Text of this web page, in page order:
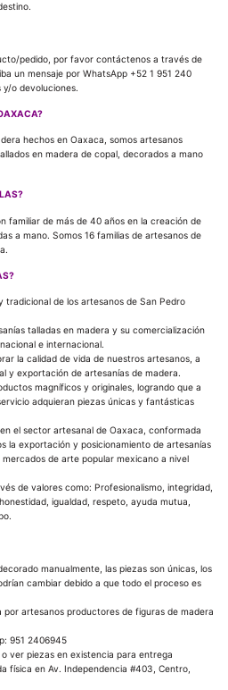
pedido, por favor contáctenos a través de
un mensaje por WhatsApp +52 1 951 240
o devoluciones.
hechos en Oaxaca, somos artesanos
en madera de copal, decorados a mano
familiar de más de 40 años en la creación de
a mano. Somos 16 familias de artesanos de
tradicional de los artesanos de San Pedro
talladas en madera y su comercialización
e internacional.
la calidad de vida de nuestros artesanos, a
y exportación de artesanías de madera.
magníficos y originales, logrando que a
adquieran piezas únicas y fantásticas
el sector artesanal de Oaxaca, conformada
la exportación y posicionamiento de artesanías
de arte popular mexicano a nivel
de valores como: Profesionalismo, integridad,
igualdad, respeto, ayuda mutua,
manualmente, las piezas son únicas, los
cambiar debido a que todo el proceso es
por artesanos productores de figuras de madera
951 2406945
ver piezas en existencia para entrega
física en Av. Independencia #403, Centro,